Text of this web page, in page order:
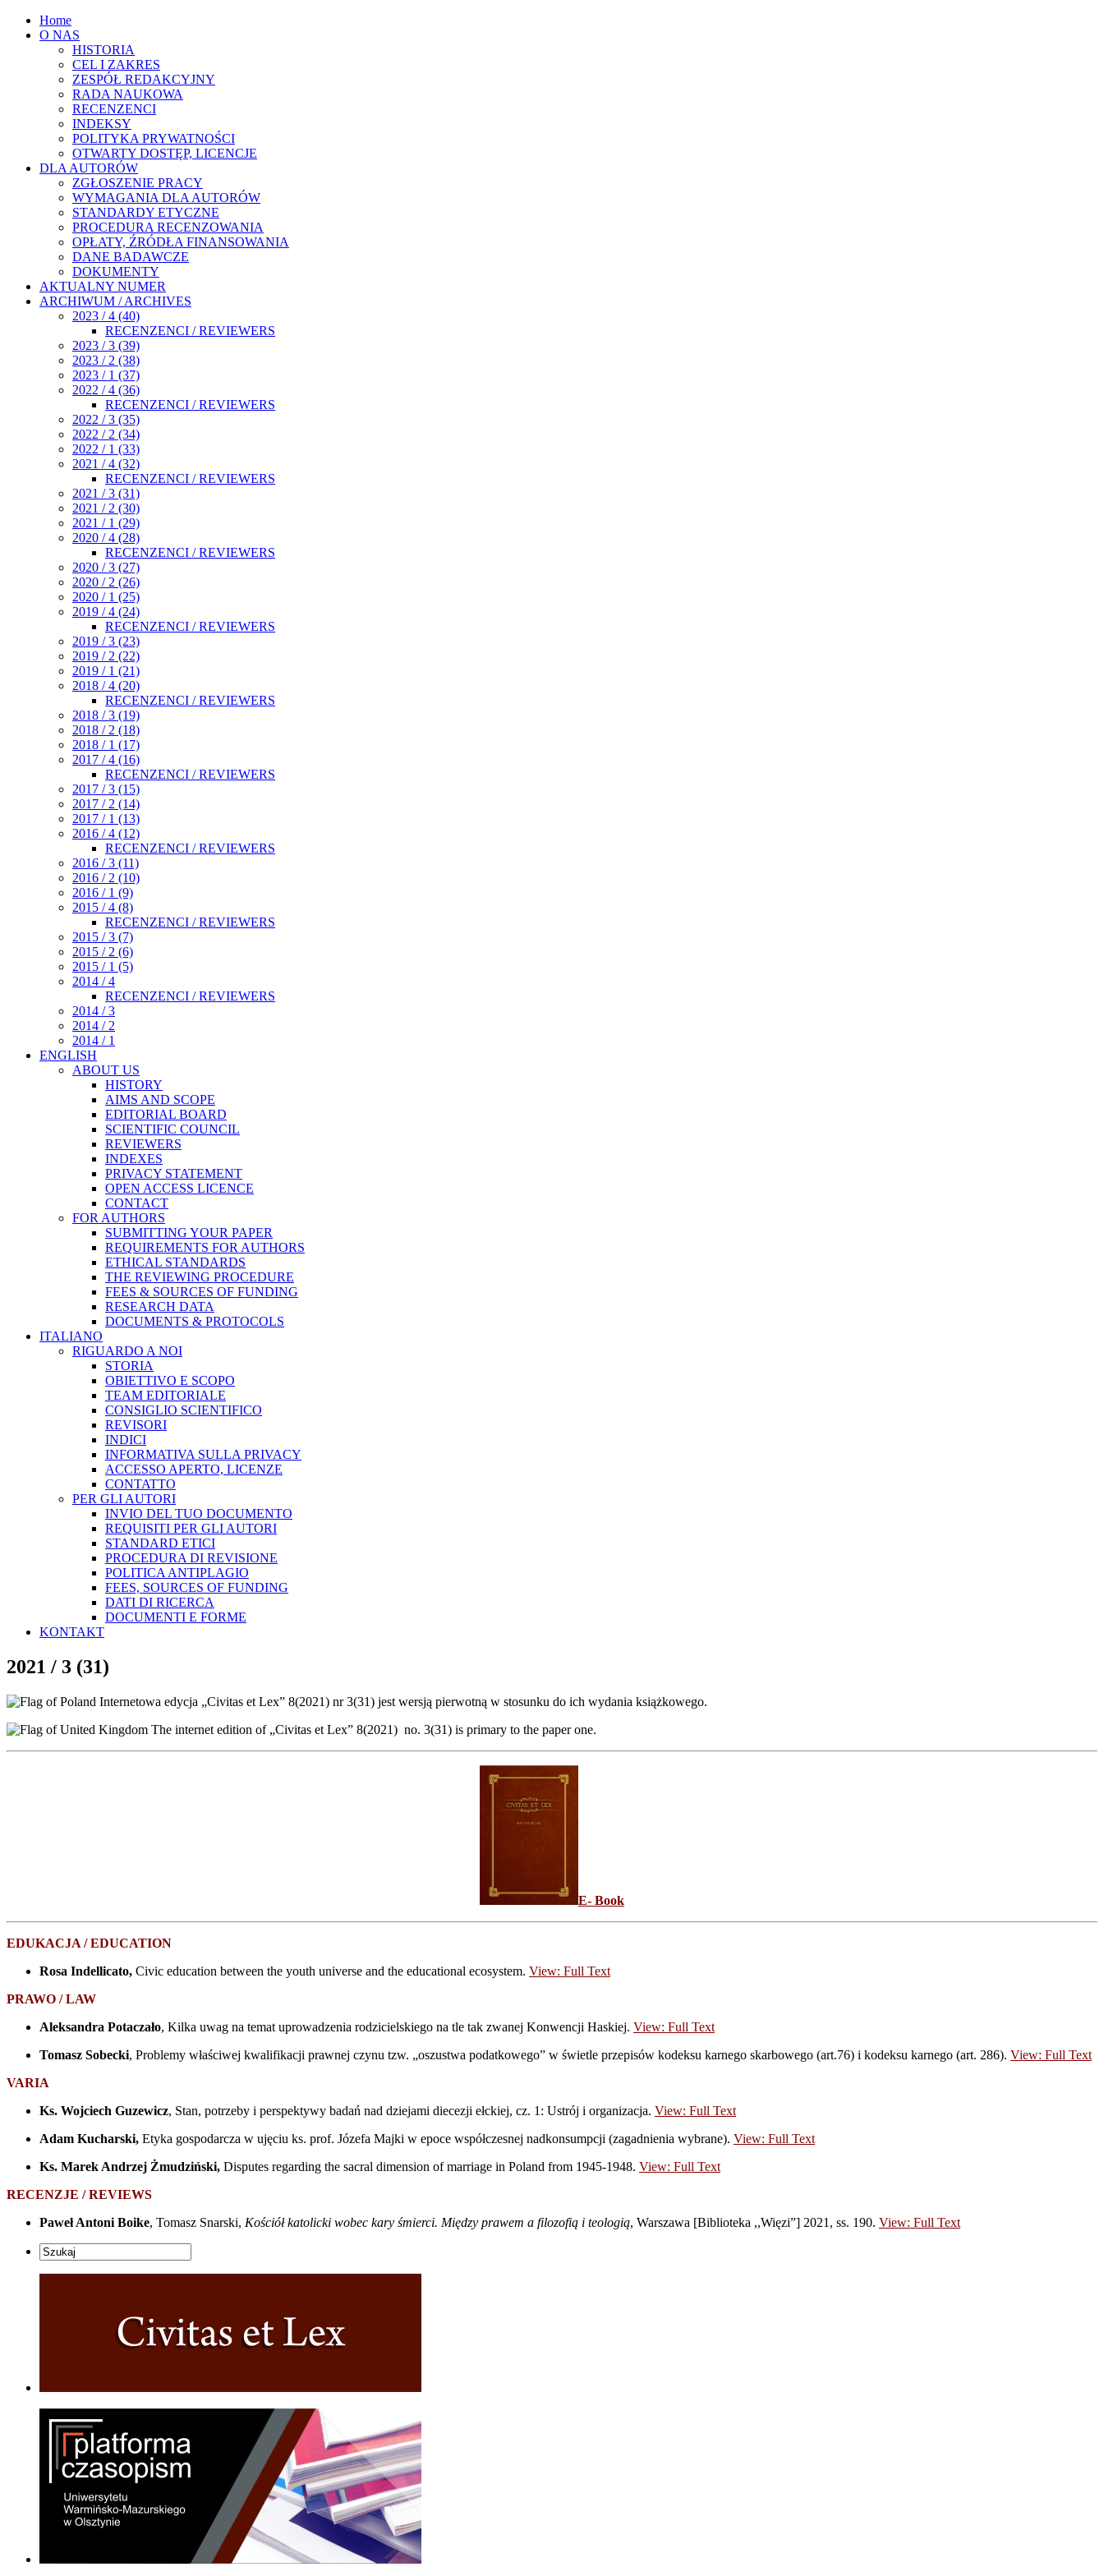
Home
O NAS
HISTORIA
CEL I ZAKRES
ZESPÓŁ REDAKCYJNY
RADA NAUKOWA
RECENZENCI
INDEKSY
POLITYKA PRYWATNOŚCI
OTWARTY DOSTĘP, LICENCJE
DLA AUTORÓW
ZGŁOSZENIE PRACY
WYMAGANIA DLA AUTORÓW
STANDARDY ETYCZNE
PROCEDURA RECENZOWANIA
OPŁATY, ŹRÓDŁA FINANSOWANIA
DANE BADAWCZE
DOKUMENTY
AKTUALNY NUMER
ARCHIWUM / ARCHIVES
2023 / 4 (40)
RECENZENCI / REVIEWERS
2023 / 3 (39)
2023 / 2 (38)
2023 / 1 (37)
2022 / 4 (36)
RECENZENCI / REVIEWERS
2022 / 3 (35)
2022 / 2 (34)
2022 / 1 (33)
2021 / 4 (32)
RECENZENCI / REVIEWERS
2021 / 3 (31)
2021 / 2 (30)
2021 / 1 (29)
2020 / 4 (28)
RECENZENCI / REVIEWERS
2020 / 3 (27)
2020 / 2 (26)
2020 / 1 (25)
2019 / 4 (24)
RECENZENCI / REVIEWERS
2019 / 3 (23)
2019 / 2 (22)
2019 / 1 (21)
2018 / 4 (20)
RECENZENCI / REVIEWERS
2018 / 3 (19)
2018 / 2 (18)
2018 / 1 (17)
2017 / 4 (16)
RECENZENCI / REVIEWERS
2017 / 3 (15)
2017 / 2 (14)
2017 / 1 (13)
2016 / 4 (12)
RECENZENCI / REVIEWERS
2016 / 3 (11)
2016 / 2 (10)
2016 / 1 (9)
2015 / 4 (8)
RECENZENCI / REVIEWERS
2015 / 3 (7)
2015 / 2 (6)
2015 / 1 (5)
2014 / 4
RECENZENCI / REVIEWERS
2014 / 3
2014 / 2
2014 / 1
ENGLISH
ABOUT US
HISTORY
AIMS AND SCOPE
EDITORIAL BOARD
SCIENTIFIC COUNCIL
REVIEWERS
INDEXES
PRIVACY STATEMENT
OPEN ACCESS LICENCE
CONTACT
FOR AUTHORS
SUBMITTING YOUR PAPER
REQUIREMENTS FOR AUTHORS
ETHICAL STANDARDS
THE REVIEWING PROCEDURE
FEES & SOURCES OF FUNDING
RESEARCH DATA
DOCUMENTS & PROTOCOLS
ITALIANO
RIGUARDO A NOI
STORIA
OBIETTIVO E SCOPO
TEAM EDITORIALE
CONSIGLIO SCIENTIFICO
REVISORI
INDICI
INFORMATIVA SULLA PRIVACY
ACCESSO APERTO, LICENZE
CONTATTO
PER GLI AUTORI
INVIO DEL TUO DOCUMENTO
REQUISITI PER GLI AUTORI
STANDARD ETICI
PROCEDURA DI REVISIONE
POLITICA ANTIPLAGIO
FEES, SOURCES OF FUNDING
DATI DI RICERCA
DOCUMENTI E FORME
KONTAKT
2021 / 3 (31)
Internetowa edycja „Civitas et Lex” 8(2021) nr 3(31) jest wersją pierwotną w stosunku do ich wydania książkowego.
The internet edition of „Civitas et Lex” 8(2021) no. 3(31) is primary to the paper one.
E- Book
EDUKACJA /EDUCATION
Rosa Indellicato, Civic education between the youth universe and the educational ecosystem. View: Full Text
PRAWO / LAW
Aleksandra Potaczało, Kilka uwag na temat uprowadzenia rodzicielskiego na tle tak zwanej Konwencji Haskiej. View: Full Text
Tomasz Sobecki, Problemy właściwej kwalifikacji prawnej czynu tzw. „oszustwa podatkowego” w świetle przepisów kodeksu karnego skarbowego (art.76) i kodeksu karnego (art. 286). View: Full Text
VARIA
Ks. Wojciech Guzewicz, Stan, potrzeby i perspektywy badań nad dziejami diecezji ełckiej, cz. 1: Ustrój i organizacja. View: Full Text
Adam Kucharski, Etyka gospodarcza w ujęciu ks. prof. Józefa Majki w epoce współczesnej nadkonsumpcji (zagadnienia wybrane). View: Full Text
Ks. Marek Andrzej Żmudziński, Disputes regarding the sacral dimension of marriage in Poland from 1945-1948. View: Full Text
RECENZJE / REVIEWS
Paweł Antoni Boike, Tomasz Snarski, Kościół katolicki wobec kary śmierci. Między prawem a filozofią i teologią, Warszawa [Biblioteka ,,Więzi”] 2021, ss. 190. View: Full Text